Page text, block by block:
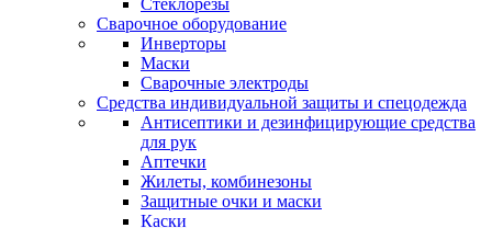
Стеклорезы
Сварочное оборудование
Инверторы
Маски
Сварочные электроды
Средства индивидуальной защиты и спецодежда
Антисептики и дезинфицирующие средства
для рук
Аптечки
Жилеты, комбинезоны
Защитные очки и маски
Каски